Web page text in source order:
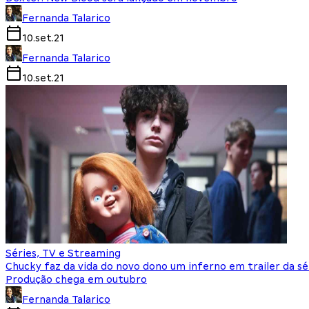
Fernanda Talarico
10.set.21
Fernanda Talarico
10.set.21
Séries, TV e Streaming
Chucky faz da vida do novo dono um inferno em trailer da
Produção chega em outubro
Fernanda Talarico